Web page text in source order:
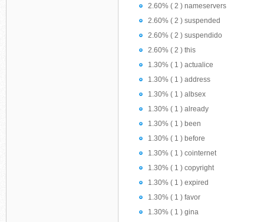
2.60% ( 2 ) nameservers
2.60% ( 2 ) suspended
2.60% ( 2 ) suspendido
2.60% ( 2 ) this
1.30% ( 1 ) actualice
1.30% ( 1 ) address
1.30% ( 1 ) albsex
1.30% ( 1 ) already
1.30% ( 1 ) been
1.30% ( 1 ) before
1.30% ( 1 ) cointernet
1.30% ( 1 ) copyright
1.30% ( 1 ) expired
1.30% ( 1 ) favor
1.30% ( 1 ) gina